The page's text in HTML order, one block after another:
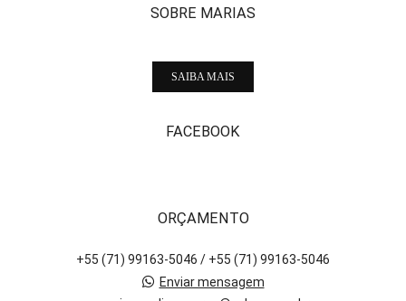
SOBRE MARIAS
SAIBA MAIS
FACEBOOK
ORÇAMENTO
+55 (71) 99163-5046 / +55 (71) 99163-5046
Enviar mensagem